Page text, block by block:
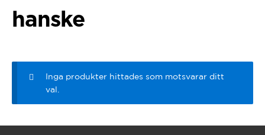
hanske
Inga produkter hittades som motsvarar ditt
val.